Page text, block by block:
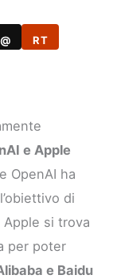
@ RT
e Apple
OpenAI ha
di
Apple si trova
per poter
e Baidu